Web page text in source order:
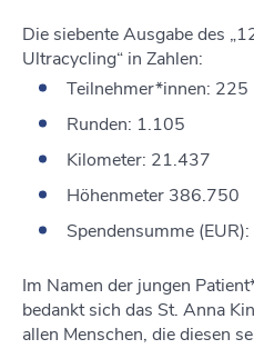
Die siebente Ausgabe des
Ultracycling“ in Zahlen:
Teilnehmer*innen: 225
Runden: 1.105
Kilometer: 21.437
Höhenmeter 386.750
Spendensumme
Im Namen der jungen
bedankt sich das St. Anna
allen Menschen, die diesen